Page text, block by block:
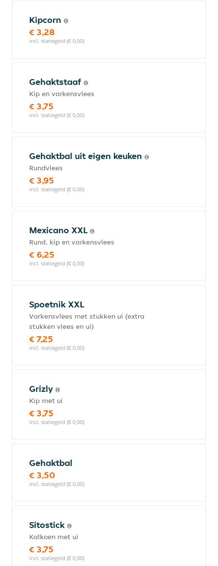
Kipcorn
€ 3,28
incl. statiegeld (€ 0,00)
Gehaktstaaf
Kip en varkensvlees
€ 3,75
incl. statiegeld (€ 0,00)
Gehaktbal uit eigen keuken
Rundvlees
€ 3,95
incl. statiegeld (€ 0,00)
Mexicano XXL
Rund, kip en varkensvlees
€ 6,25
incl. statiegeld (€ 0,00)
Spoetnik XXL
Varkensvlees met stukken ui (extra
stukken vlees en ui)
€ 7,25
incl. statiegeld (€ 0,00)
Grizly
Kip met ui
€ 3,75
incl. statiegeld (€ 0,00)
Gehaktbal
€ 3,50
incl. statiegeld (€ 0,00)
Sitostick
Kalkoen met ui
€ 3,75
incl. statiegeld (€ 0,00)